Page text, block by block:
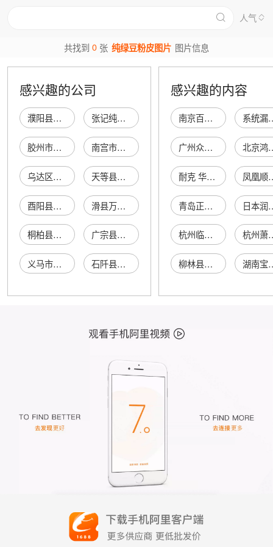
人气
共找到0 张 纯绿豆粉皮图片 图片信息
感兴趣的公司
濮阳县郎中乡爽儿绿豆粉皮小作坊 张记纯绿豆凉粉
胶州市纯正绿豆饼店 南宫市周亮纯绿豆饼
乌达区皇牌纯正绿豆饼 天等县潮汕纯正绿豆饼屋
酉阳县正宗纯绿豆粉店 滑县万古纯绿豆粉皮厂
桐柏县刘记纯绿豆凉粉店 广宗县唐记纯绿豆饼店
义马市千秋纯正绿豆饼店 石阡县纯正绿豆粉加工坊
感兴趣的内容
南京百嘉齐悦电子科技有限公司 系统
广州众谛信息科技有限公司 北京鸿业
耐克 华莱士 凤凰顺
青岛正派国际物流有限公司 日
杭州临安小峰消防器材经营部 杭州萧
柳林县鑫汇丰商贸有限公司 湖南宝